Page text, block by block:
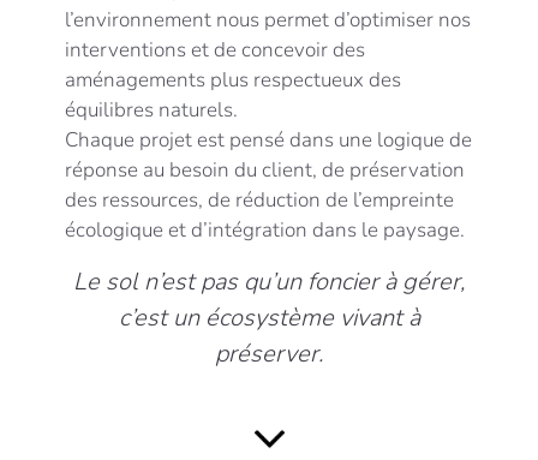
l’environnement nous permet d’optimiser nos
interventions et de concevoir des
aménagements plus respectueux des
équilibres naturels.
Chaque projet est pensé dans une logique de
réponse au besoin du client, de préservation
des ressources, de réduction de l’empreinte
écologique et d’intégration dans le paysage.
Le sol n’est pas qu’un foncier à gérer,
c’est un écosystème vivant à
préserver.